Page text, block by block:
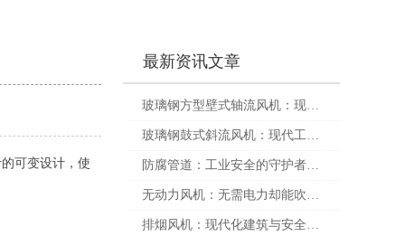
可变设计，使
最新资讯文章
玻璃钢方型壁式轴流风机：现代工业升级的“隐形英雄”
玻璃钢鼓式斜流风机：现代工业风力之王的隐秘力量
防腐管道：工业安全的守护者——从材料选择到应用实践的全面解析
无动力风机：无需电力却能吹动未来的神奇力量
排烟风机：现代化建筑与安全生产的“生命线”